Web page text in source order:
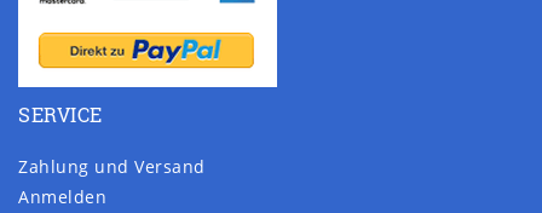
SERVICE
Zahlung und Versand
Anmelden